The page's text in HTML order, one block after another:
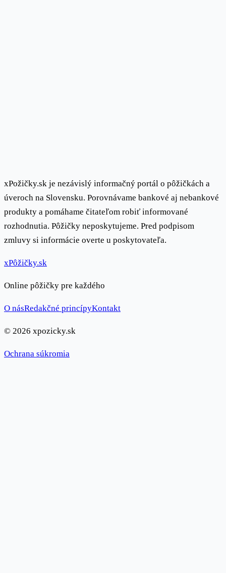
xPožičky.sk je nezávislý informačný portál o pôžičkách a
úveroch na Slovensku. Porovnávame bankové aj nebankové
produkty a pomáhame čitateľom robiť informované
rozhodnutia. Pôžičky neposkytujeme. Pred podpisom
zmluvy si informácie overte u poskytovateľa.
xPôžičky.sk
Online pôžičky pre každého
O násRedakčné princípyKontakt
© 2026 xpozicky.sk
Ochrana súkromia